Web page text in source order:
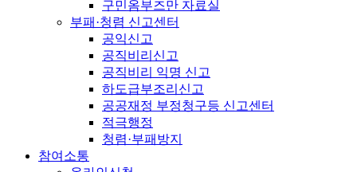
구민옴부즈만 자료실
부패·청렴 신고센터
공익신고
공직비리신고
공직비리 익명 신고
하도급부조리신고
공공재정 부정청구등 신고센터
적극행정
청렴·부패방지
참여소통